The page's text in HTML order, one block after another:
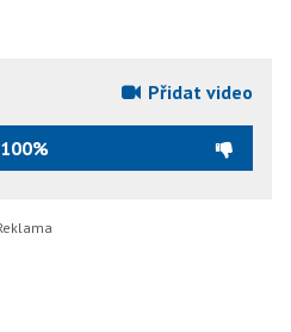
Přidat video
100%